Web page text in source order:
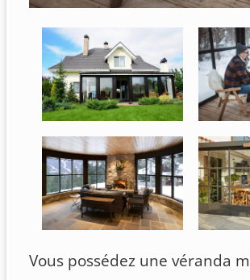
Vous possédez une véranda